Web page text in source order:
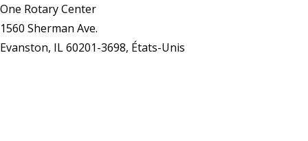
One Rotary Center
1560 Sherman Ave.
Evanston, IL 60201-3698, États-Unis